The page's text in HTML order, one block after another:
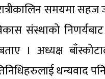
समयमा
संस्थाको
। अध्यक्ष
धन्यवाद